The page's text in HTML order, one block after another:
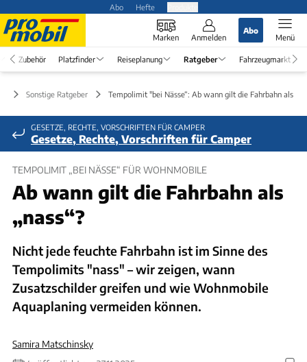
Abo Hefte
Marken Anmelden
Abo
Menü
Zubehör Platzfinder Reiseplanung Ratgeber Fahrzeugmarkt
Sonstige Ratgeber Tempolimit "bei Nässe“: Ab wann gilt die Fahrbahn als
GESETZE, RECHTE, VORSCHRIFTEN FÜR CAMPER
Gesetze, Rechte, Vorschriften für Camper
TEMPOLIMIT „BEI NÄSSE“ FÜR WOHNMOBILE
Ab wann gilt die Fahrbahn als
„nass“?
Nicht jede feuchte Fahrbahn ist im Sinne des
Tempolimits "nass" – wir zeigen, wann
Zusatzschilder greifen und wie Wohnmobile
Aquaplaning vermeiden können.
Samira Matschinsky